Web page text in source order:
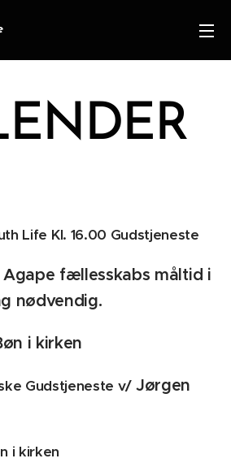
Life Kl. 16.00 Gudstjeneste
fællesskabs måltid i
nødvendig.
i kirken
Gudstjeneste v/ Jørgen
i kirken